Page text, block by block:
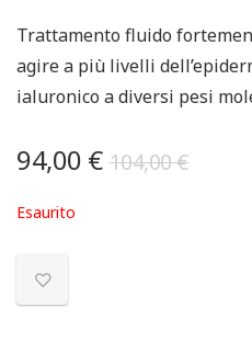
Trattamento fluido
agire a più livelli
ialuronico a diversi pesi
104,00€
94,00 €
Esaurito